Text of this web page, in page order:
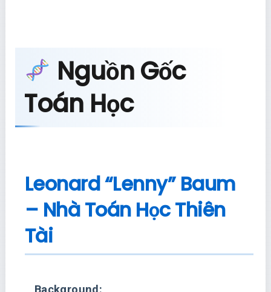
Nguồn Gốc
Toán Học
Leonard “Lenny” Baum
– Nhà Toán Học Thiên
Tài
Background: